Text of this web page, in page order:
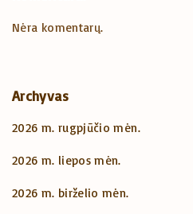
Nėra komentarų.
Archyvas
2026 m. rugpjūčio mėn.
2026 m. liepos mėn.
2026 m. birželio mėn.